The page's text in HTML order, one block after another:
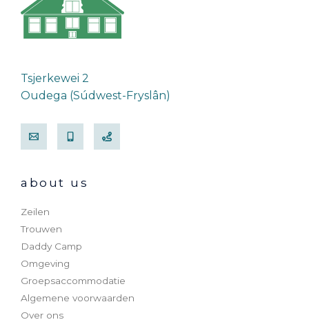
Tsjerkewei 2
Oudega (Súdwest-Fryslân)
about us
Zeilen
Trouwen
Daddy Camp
Omgeving
Groepsaccommodatie
Algemene voorwaarden
Over ons